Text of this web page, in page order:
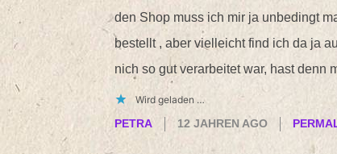
den Shop muss ich mir ja unbedingt
bestellt , aber vielleicht find ich da ja
nich so gut verarbeitet war, hast denn
Wird geladen …
PETRA
12 JAHREN AGO